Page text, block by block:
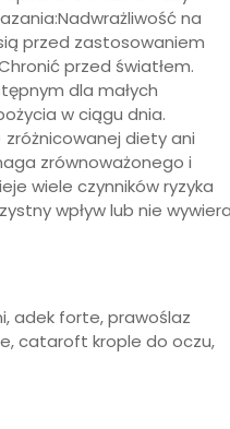
na
przed zastosowaniem
przed światłem.
dla małych
w ciągu dnia.
diety ani
zrównoważonego i
wiele czynników ryzyka
wpływ lub nie
adek forte, prawoślaz
cataroft krople do oczu,